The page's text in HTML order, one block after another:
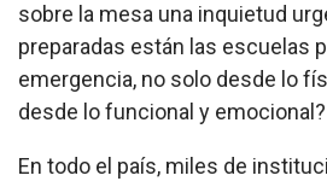
sobre la mesa una inquietud
preparadas están las escuelas
emergencia, no solo desde lo
desde lo funcional y emocional?
En todo el país, miles de